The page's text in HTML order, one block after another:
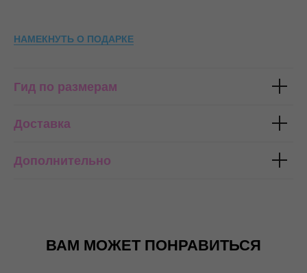
НАМЕКНУТЬ О ПОДАРКЕ
Гид по размерам
Доставка
Дополнительно
ВАМ МОЖЕТ ПОНРАВИТЬСЯ